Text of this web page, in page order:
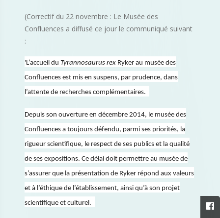
(Correctif du 22 novembre : Le Musée des
Confluences a diffusé ce jour le communiqué suivant
:
'L’accueil du Tyrannosaurus rex Ryker au musée des
Confluences est mis en suspens, par prudence, dans
l’attente de recherches complémentaires.
Depuis son ouverture en décembre 2014, le musée des
Confluences a toujours défendu, parmi ses priorités, la
rigueur scientifique, le respect de ses publics et la qualité
de ses expositions. Ce délai doit permettre au musée de
s’assurer que la présentation de Ryker répond aux valeurs
et à l’éthique de l’établissement, ainsi qu’à son projet
scientifique et culturel.